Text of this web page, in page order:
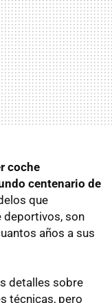
coche
centenario de
que
deportivos, son
años a sus
detalles sobre
técnicas, pero